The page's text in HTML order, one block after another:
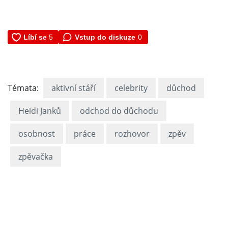
Vstup do diskuze 0
Témata: aktivní stáří celebrity důchod
Heidi Janků odchod do důchodu
osobnost práce rozhovor zpěv
zpěvačka